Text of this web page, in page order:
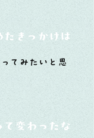
きっかけは？
てみたいと思
て変わったなと思